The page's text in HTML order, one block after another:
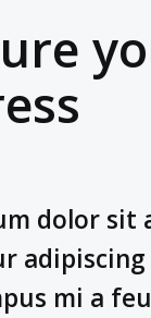
dolor sit
mi a